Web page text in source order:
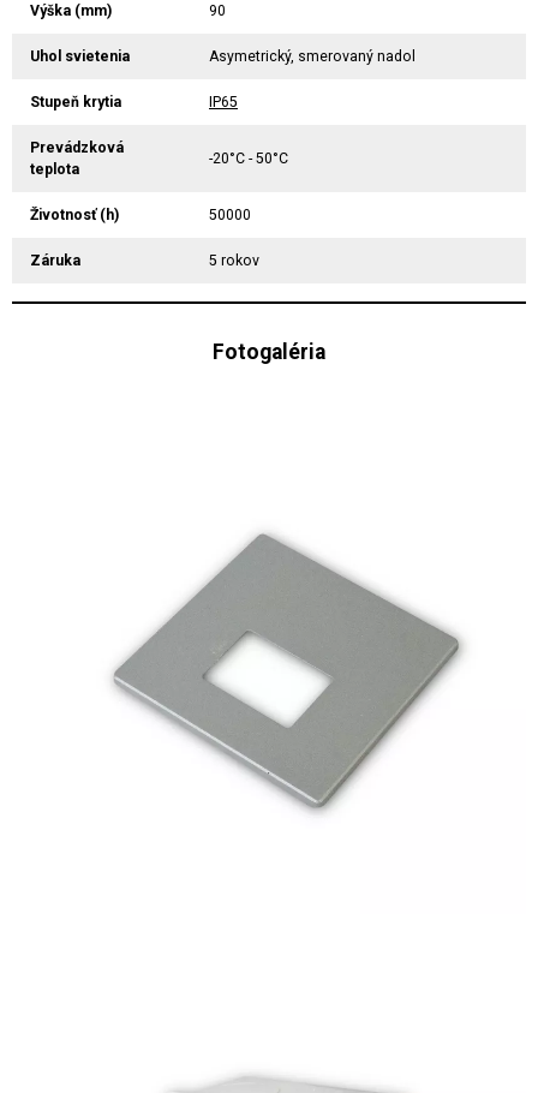
Výška (mm) 90
Uhol svietenia Asymetrický, smerovaný nadol
Stupeň krytia IP65
Prevádzková
teplota
-20°C - 50°C
Životnosť (h) 50000
Záruka 5 rokov
Fotogaléria